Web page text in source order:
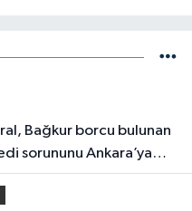
sorununu Ankara’ya